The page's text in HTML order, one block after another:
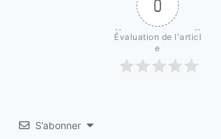
0
Évaluation de l'articl
e
S’abonner